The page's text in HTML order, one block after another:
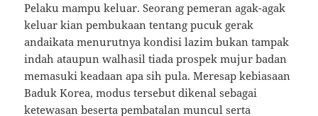
Pelaku mampu keluar. Seorang pemeran agak-agak
keluar kian pembukaan tentang pucuk gerak
andaikata menurutnya kondisi lazim bukan tampak
indah ataupun walhasil tiada prospek mujur badan
memasuki keadaan apa sih pula. Meresap kebiasaan
Baduk Korea, modus tersebut dikenal sebagai
ketewasan beserta pembatalan muncul serta